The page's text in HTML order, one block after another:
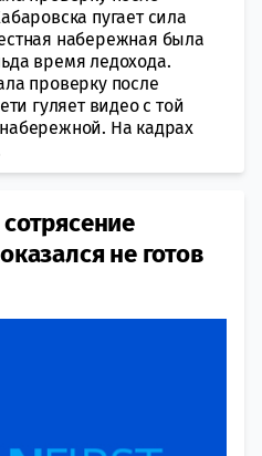
пугает сила
набережная была
время ледохода.
проверку после
гуляет видео с той
На кадрах
не готов